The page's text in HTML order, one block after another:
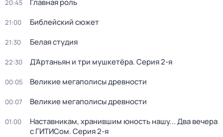
20:45 Главная роль
21:00 Библейский сюжет
21:30 Белая студия
22:30 Д'Артаньян и три мушкетёра. Серия 2-я
00:05 Великие мегаполисы древности
00:07 Великие мегаполисы древности
01:00
Наставникам, хранившим юность нашу... Два вечера
с ГИТИСом. Серия 2-я